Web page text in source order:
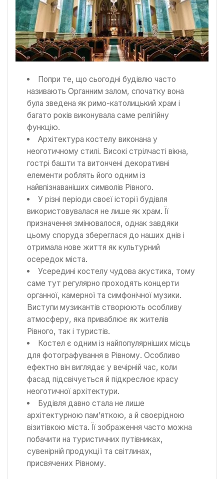
Попри те, що сьогодні будівлю часто
називають Органним залом, спочатку вона
була зведена як римо-католицький храм і
багато років виконувала саме релігійну
функцію.
Архітектура костелу виконана у
неоготичному стилі. Високі стрілчасті вікна,
гострі башти та витончені декоративні
елементи роблять його одним із
найвпізнаваніших символів Рівного.
У різні періоди своєї історії будівля
використовувалася не лише як храм. Її
призначення змінювалося, однак завдяки
цьому споруда збереглася до наших днів і
отримала нове життя як культурний
осередок міста.
Усередині костелу чудова акустика, тому
саме тут регулярно проходять концерти
органної, камерної та симфонічної музики.
Виступи музикантів створюють особливу
атмосферу, яка приваблює як жителів
Рівного, так і туристів.
Костел є одним із найпопулярніших місць
для фотографування в Рівному. Особливо
ефектно він виглядає у вечірній час, коли
фасад підсвічується й підкреслює красу
неоготичної архітектури.
Будівля давно стала не лише
архітектурною пам’яткою, а й своєрідною
візитівкою міста. Її зображення часто можна
побачити на туристичних путівниках,
сувенірній продукції та світлинах,
присвячених Рівному.